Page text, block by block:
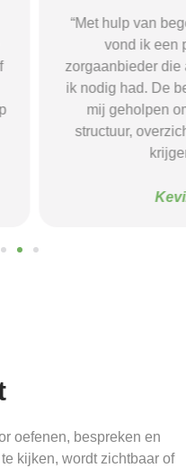
begeleid-wonen.nl
passende
die aansloot bij wat
begeleiding heeft
om weer meer
en balans te
oefenen, bespreken en
kijken, wordt zichtbaar of